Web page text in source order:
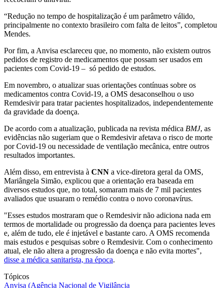
“Redução no tempo de hospitalização é um parâmetro válido,
principalmente no contexto brasileiro com falta de leitos”, completou
Mendes.
Por fim, a Anvisa esclareceu que, no momento, não existem outros
pedidos de registro de medicamentos que possam ser usados em
pacientes com Covid-19 – só pedido de estudos.
Em novembro, o atualizar suas orientações contínuas sobre os
medicamentos contra Covid-19, a OMS desaconselhou o uso
Remdesivir para tratar pacientes hospitalizados, independentemente
da gravidade da doença.
De acordo com a atualização, publicada na revista médica BMJ, as
evidências não sugeriam que o Remdesivir afetava o risco de morte
por Covid-19 ou necessidade de ventilação mecânica, entre outros
resultados importantes.
Além disso, em entrevista à CNN a vice-diretora geral da OMS,
Mariângela Simão, explicou que a orientação era baseada em
diversos estudos que, no total, somaram mais de 7 mil pacientes
avaliados que usuaram o remédio contra o novo coronavírus.
"Esses estudos mostraram que o Remdesivir não adiciona nada em
termos de mortalidade ou progressão da doença para pacientes leves
e, além de tudo, ele é injetável e bastante caro. A OMS recomenda
mais estudos e pesquisas sobre o Remdesivir. Com o conhecimento
atual, ele não altera a progressão da doença e não evita mortes",
disse a médica sanitarista, na época.
Tópicos
Anvisa (Agência Nacional de Vigilância